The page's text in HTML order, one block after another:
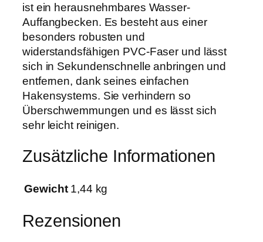
0
€
r
W
a
t
e
r
T
r
a
1
0
1
ist ein herausnehmbares Wasser-
Auffangbecken. Es besteht aus einer
besonders robusten und
widerstandsfähigen PVC-Faser und lässt
sich in Sekundenschnelle anbringen und
entfernen, dank seines einfachen
Hakensystems. Sie verhindern so
Überschwemmungen und es lässt sich
sehr leicht reinigen.
Zusätzliche Informationen
Gewicht 1,44 kg
Rezensionen